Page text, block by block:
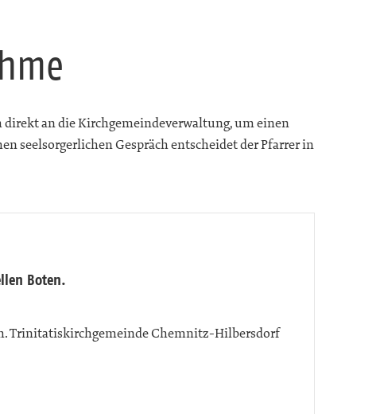
direkt an die Kirchgemeindeverwaltung, um einen
seelsorgerlichen Gespräch entscheidet der Pfarrer in
Boten.
Trinitatiskirchgemeinde Chemnitz-Hilbersdorf